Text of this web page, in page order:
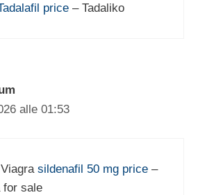
price – Tadaliko
alle 01:53
sildenafil 50 mg price –
for sale